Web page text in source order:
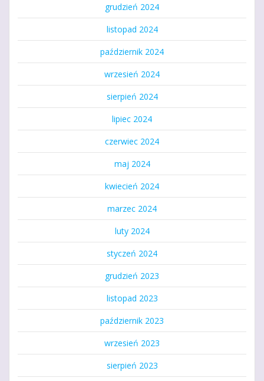
grudzień 2024
listopad 2024
październik 2024
wrzesień 2024
sierpień 2024
lipiec 2024
czerwiec 2024
maj 2024
kwiecień 2024
marzec 2024
luty 2024
styczeń 2024
grudzień 2023
listopad 2023
październik 2023
wrzesień 2023
sierpień 2023